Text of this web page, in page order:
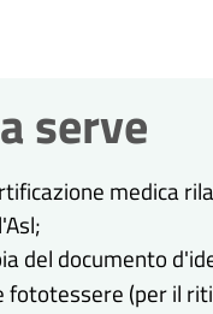
serve
medica
del documento
fototessere (per il